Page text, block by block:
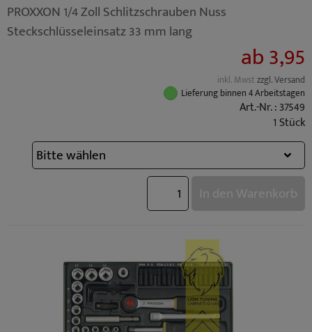
PROXXON 1/4 Zoll Schlitzschrauben Nuss
Steckschlüsseleinsatz 33 mm lang
ab 3,95
inkl. Mwstzzgl. Versand
Lieferung binnen 4 Arbeitstagen
Art.-Nr. : 37549
1 Stück
In den Warenkorb